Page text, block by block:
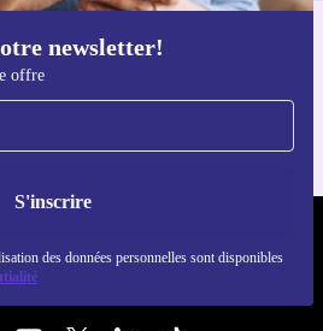
newsletter!
offre
S'inscrire
des données personnelles sont disponibles
l'application refurbed
et Android